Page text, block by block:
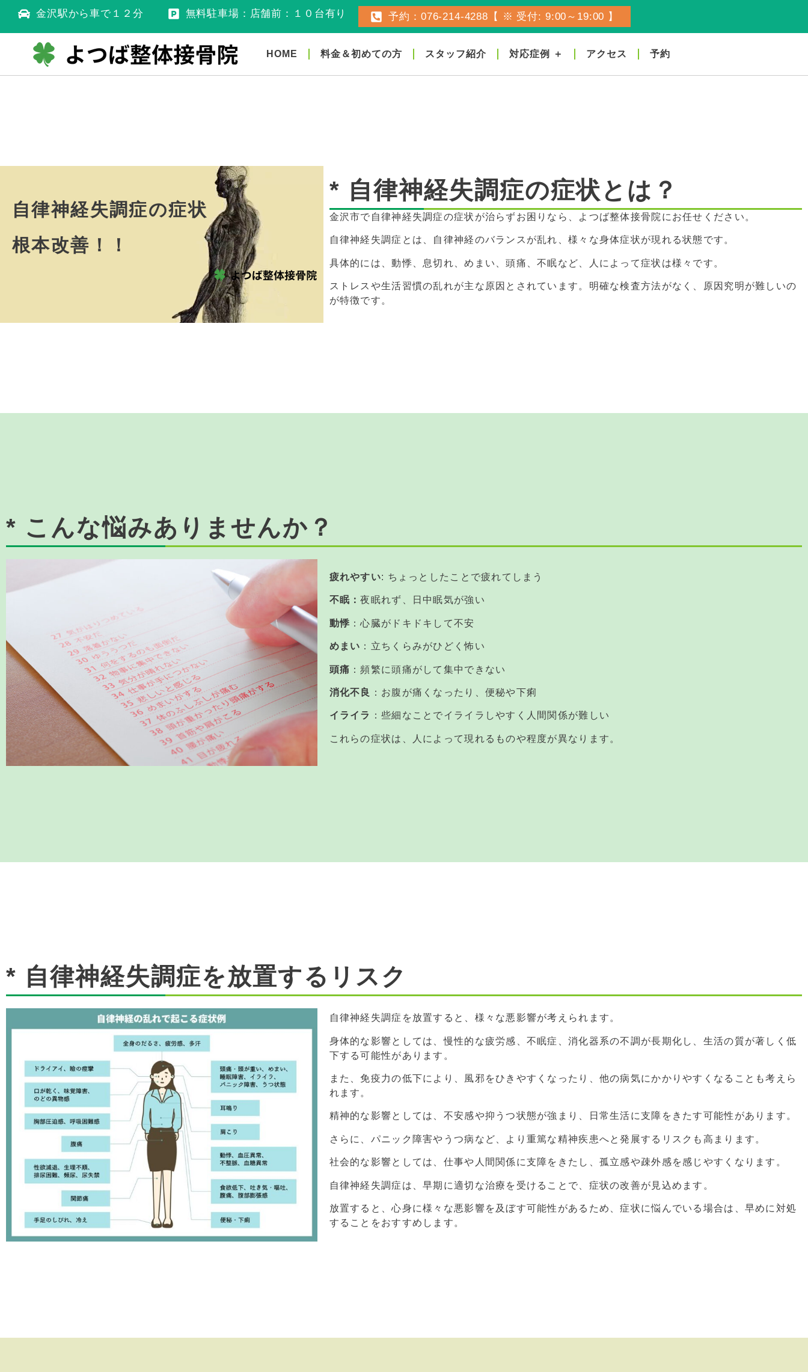
金沢駅から車で１２分 無料駐車場：店舗前：１０台有り 予約：076-214-4288【 ※ 受付: 9:00～19:00 】
HOME 料金＆初めての方 スタッフ紹介 対応症例 ＋ アクセス 予約
自律神経失調症の症状
根本改善！！
* 自律神経失調症の症状とは？
金沢市で自律神経失調症の症状が治らずお困りなら、よつば整体接骨院にお任せください。
自律神経失調症とは、自律神経のバランスが乱れ、様々な身体症状が現れる状態です。
具体的には、動悸、息切れ、めまい、頭痛、不眠など、人によって症状は様々です。
ストレスや生活習慣の乱れが主な原因とされています。明確な検査方法がなく、原因究明が難しいの
が特徴です。
* こんな悩みありませんか？
疲れやすい: ちょっとしたことで疲れてしまう
不眠：夜眠れず、日中眠気が強い
動悸 ：心臓がドキドキして不安
めまい ：立ちくらみがひどく怖い
頭痛 ：頻繁に頭痛がして集中できない
消化不良 ：お腹が痛くなったり、便秘や下痢
イライラ ：些細なことでイライラしやすく人間関係が難しい
これらの症状は、人によって現れるものや程度が異なります。
* 自律神経失調症を放置するリスク
自律神経失調症を放置すると、様々な悪影響が考えられます。
身体的な影響としては、慢性的な疲労感、不眠症、消化器系の不調が長期化し、生活の質が著しく低
下する可能性があります。
また、免疫力の低下により、風邪をひきやすくなったり、他の病気にかかりやすくなることも考えら
れます。
精神的な影響としては、不安感や抑うつ状態が強まり、日常生活に支障をきたす可能性があります。
さらに、パニック障害やうつ病など、より重篤な精神疾患へと発展するリスクも高まります。
社会的な影響としては、仕事や人間関係に支障をきたし、孤立感や疎外感を感じやすくなります。
自律神経失調症は、早期に適切な治療を受けることで、症状の改善が見込めます。
放置すると、心身に様々な悪影響を及ぼす可能性があるため、症状に悩んでいる場合は、早めに対処
することをおすすめします。